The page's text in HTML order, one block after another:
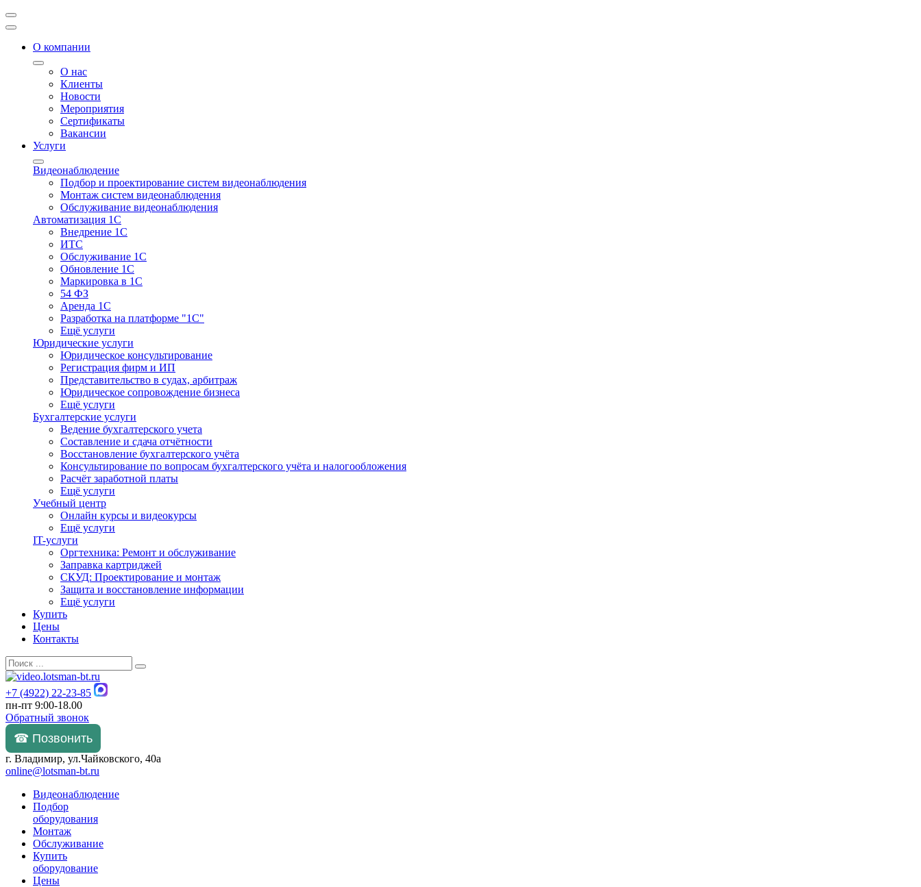
О компании
О нас
Клиенты
Новости
Мероприятия
Сертификаты
Вакансии
Услуги
Видеонаблюдение
Подбор и проектирование систем видеонаблюдения
Монтаж систем видеонаблюдения
Обслуживание видеонаблюдения
Автоматизация 1С
Внедрение 1С
ИТС
Обслуживание 1С
Обновление 1С
Маркировка в 1С
54 ФЗ
Аренда 1С
Разработка на платформе "1С"
Ещё услуги
Юридические услуги
Юридическое консультирование
Регистрация фирм и ИП
Представительство в судах, арбитраж
Юридическое сопровождение бизнеса
Ещё услуги
Бухгалтерские услуги
Ведение бухгалтерского учета
Составление и сдача отчётности
Восстановление бухгалтерского учёта
Консультирование по вопросам бухгалтерского учёта и налогообложения
Расчёт заработной платы
Ещё услуги
Учебный центр
Онлайн курсы и видеокурсы
Ещё услуги
IT-услуги
Оргтехника: Ремонт и обслуживание
Заправка картриджей
СКУД: Проектирование и монтаж
Защита и восстановление информации
Ещё услуги
Купить
Цены
Контакты
+7 (4922) 22-23-85
пн-пт 9:00-18.00
Обратный звонок
☎ Позвонить
г. Владимир, ул.Чайковского, 40а
online@lotsman-bt.ru
Видеонаблюдение
Подбор
оборудования
Монтаж
Обслуживание
Купить
оборудование
Цены